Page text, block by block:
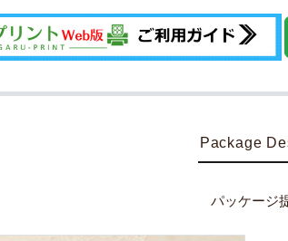
Package
パッケージ